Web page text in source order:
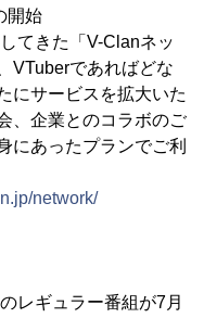
開始
てきた「V-Clanネッ
VTuberであればどな
にサービスを拡大いた
、企業とのコラボのご
にあったプランでご利
network/
レギュラー番組が7月